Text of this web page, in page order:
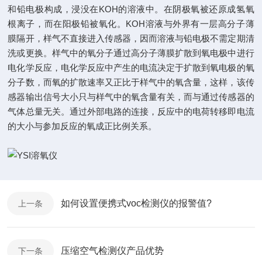
和铅电极构成，浸没在KOH的溶液中。在阴极氧被还原成氢氧
根离子，而在阳极铅被氧化。KOH溶液与外界有一层高分子薄
膜隔开，样气不直接进入传感器，因而溶液与铅电极不需定期清
洗或更换。样气中的氧分子通过高分子薄膜扩散到氧电极中进行
电化学反应，电化学反应中产生的电流决定于扩散到氧电极的氧
分子数，而氧的扩散速率又正比于样气中的氧含量，这样，该传
感器输出信号大小只与样气中的氧含量有关，而与通过传感器的
气体总量无关。通过外部电路的连接，反应中的电荷转移即电流
的大小与参加反应的氧成正比例关系。
上一条 如何设置便携式voc检测仪的报警值?
下一条 压缩空气检测仪产品优势